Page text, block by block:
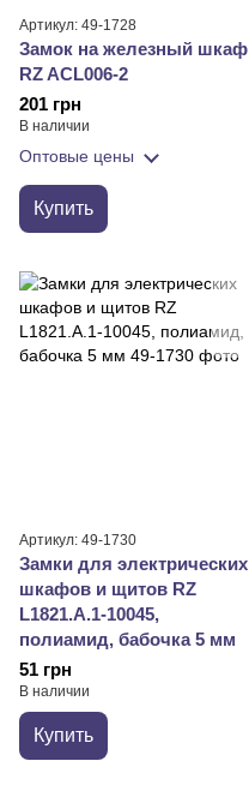
Артикул: 49-1728
Замок на железный шкаф
RZ ACL006-2
201 грн
В наличии
Оптовые цены
Купить
Артикул: 49-1730
Замки для электрических
шкафов и щитов RZ
L1821.A.1-10045,
полиамид, бабочка 5 мм
51 грн
В наличии
Купить